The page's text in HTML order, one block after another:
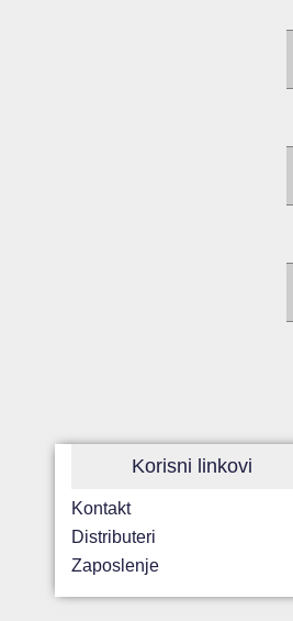
Korisni linkovi
Kontakt
Distributeri
Zaposlenje